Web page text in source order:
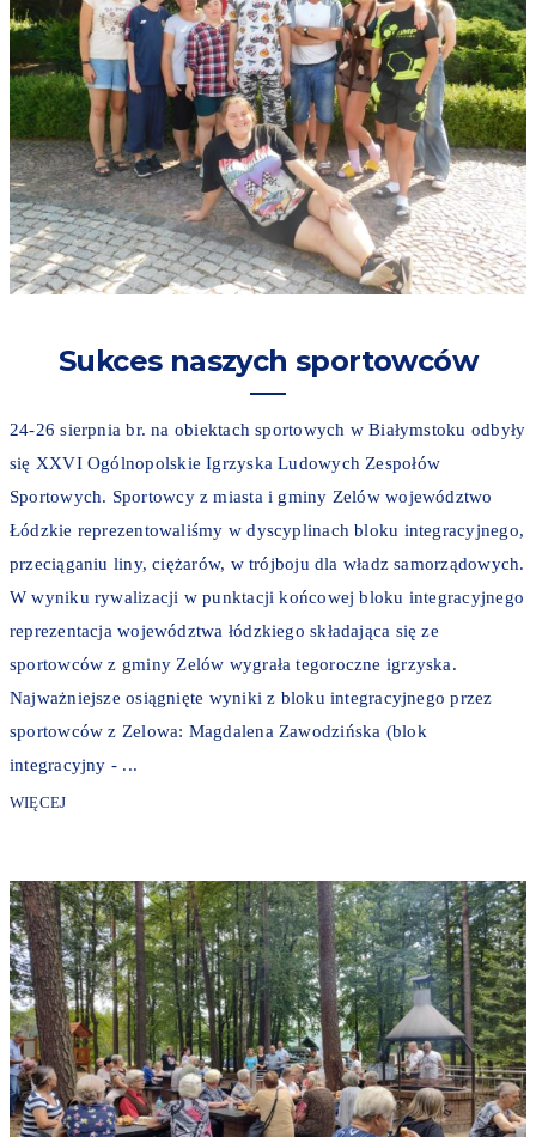
Sukces naszych sportowców
24-26 sierpnia br. na obiektach sportowych w Białymstoku odbyły
się XXVI Ogólnopolskie Igrzyska Ludowych Zespołów
Sportowych. Sportowcy z miasta i gminy Zelów województwo
Łódzkie reprezentowaliśmy w dyscyplinach bloku integracyjnego,
przeciąganiu liny, ciężarów, w trójboju dla władz samorządowych.
W wyniku rywalizacji w punktacji końcowej bloku integracyjnego
reprezentacja województwa łódzkiego składająca się ze
sportowców z gminy Zelów wygrała tegoroczne igrzyska.
Najważniejsze osiągnięte wyniki z bloku integracyjnego przez
sportowców z Zelowa: Magdalena Zawodzińska (blok
integracyjny - ...
WIĘCEJ